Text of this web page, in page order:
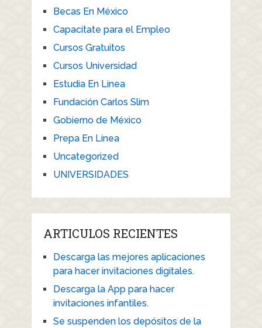
Becas En México
Capacítate para el Empleo
Cursos Gratuitos
Cursos Universidad
Estudia En Linea
Fundación Carlos Slim
Gobierno de México
Prepa En Linea
Uncategorized
UNIVERSIDADES
ARTICULOS RECIENTES
Descarga las mejores aplicaciones
para hacer invitaciones digitales.
Descarga la App para hacer
invitaciones infantiles.
Se suspenden los depósitos de la